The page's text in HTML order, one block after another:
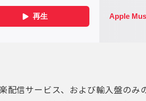
配信サービス、および輸入盤の